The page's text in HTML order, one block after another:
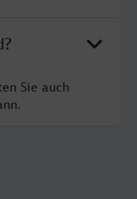
Sie auch